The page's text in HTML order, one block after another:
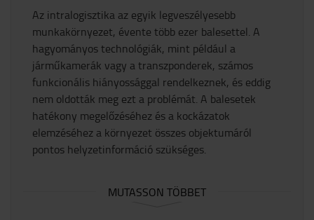
Az intralogisztika az egyik legveszélyesebb
munkakörnyezet, évente több ezer balesettel. A
hagyományos technológiák, mint például a
járműkamerák vagy a transzponderek, számos
funkcionális hiányossággal rendelkeznek, és eddig
nem oldották meg ezt a problémát. A balesetek
hatékony megelőzéséhez és a kockázatok
elemzéséhez a környezet összes objektumáról
pontos helyzetinformáció szükséges.
MUTASSON TÖBBET